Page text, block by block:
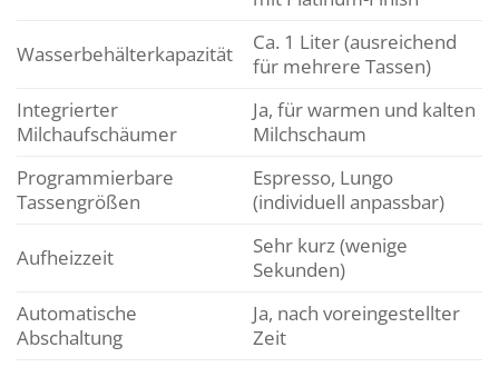
Wasserbehälterkapazität
Ca. 1 Liter (ausreichend
für mehrere Tassen)
Integrierter
Milchaufschäumer
Ja, für warmen und kalten
Milchschaum
Programmierbare
Tassengrößen
Espresso, Lungo
(individuell anpassbar)
Aufheizzeit
Sehr kurz (wenige
Sekunden)
Automatische
Abschaltung
Ja, nach voreingestellter
Zeit